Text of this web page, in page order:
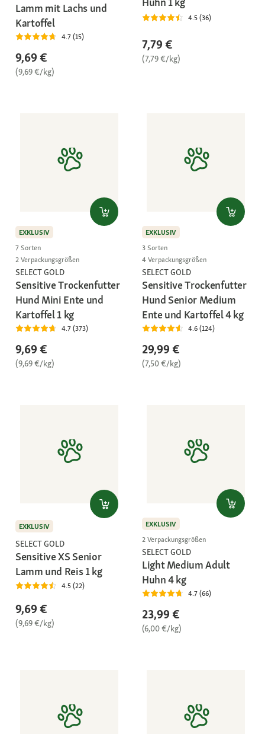
Lamm mit Lachs und
Kartoffel
4.7 (15)
9,69 €
(9,69 €/kg)
4.5 (36)
7,79 €
(7,79 €/kg)
EXKLUSIV
7 Sorten
2 Verpackungsgrößen
SELECT GOLD
Sensitive Trockenfutter
Hund Mini Ente und
Kartoffel 1 kg
4.7 (373)
9,69 €
(9,69 €/kg)
EXKLUSIV
3 Sorten
4 Verpackungsgrößen
SELECT GOLD
Sensitive Trockenfutter
Hund Senior Medium
Ente und Kartoffel 4 kg
4.6 (124)
29,99 €
(7,50 €/kg)
EXKLUSIV
SELECT GOLD
Sensitive XS Senior
Lamm und Reis 1 kg
4.5 (22)
9,69 €
(9,69 €/kg)
EXKLUSIV
2 Verpackungsgrößen
SELECT GOLD
Light Medium Adult
Huhn 4 kg
4.7 (66)
23,99 €
(6,00 €/kg)